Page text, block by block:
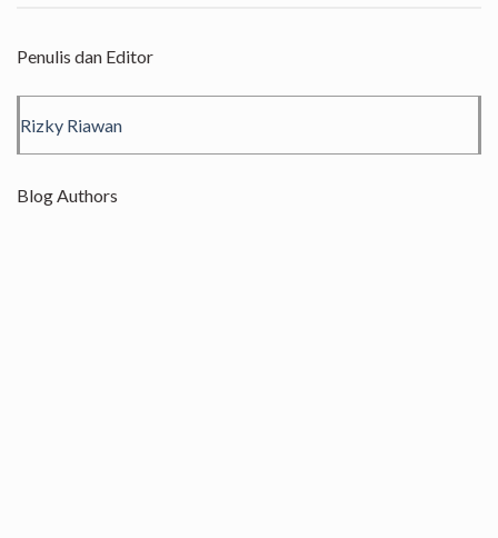
Penulis dan Editor
Rizky Riawan
Blog Authors